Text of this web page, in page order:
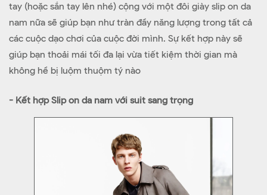
tay (hoặc sắn tay lên nhé) cộng với một đôi giày slip on da
nam nữa sẽ giúp bạn như tràn đầy năng lượng trong tất cả
các cuộc dạo chơi của cuộc đời mình. Sự kết hợp này sẽ
giúp bạn thoải mái tối đa lại vừa tiết kiệm thời gian mà
không hề bị luộm thuộm tý nào
- Kết hợp Slip on da nam với suit sang trọng